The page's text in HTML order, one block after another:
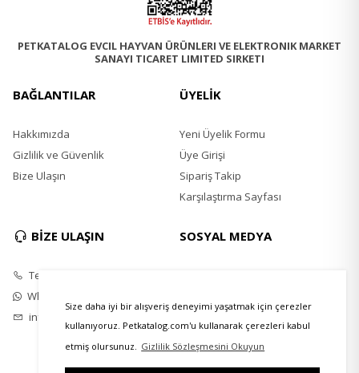
Size daha iyi bir alışveriş deneyimi yaşatmak için çerezler
kullanıyoruz. Petkatalog.com'u kullanarak çerezleri kabul
etmiş olursunuz. Gizlilik Sözleşmesini Okuyun
PETKATALOG EVCIL HAYVAN ÜRÜNLERI VE ELEKTRONIK MARKET
SANAYI TICARET LIMITED SIRKETI
BAĞLANTILAR
Hakkımızda
Gizlilik ve Güvenlik
Bize Ulaşın
ÜYELİK
Yeni Üyelik Formu
Üye Girişi
Sipariş Takip
Karşılaştırma Sayfası
BİZE ULAŞIN
Telefon
Whatsapp
info@petkatalog.com
SOSYAL MEDYA
Youtube